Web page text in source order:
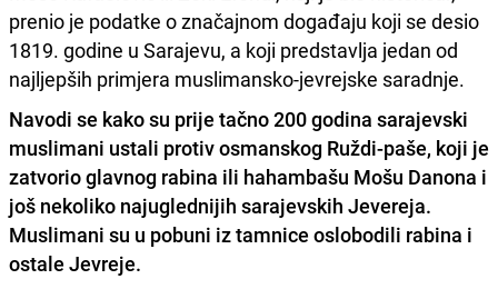
prenio je podatke o značajnom događaju koji se desio
1819. godine u Sarajevu, a koji predstavlja jedan od
najljepših primjera muslimansko-jevrejske saradnje.
Navodi se kako su prije tačno 200 godina sarajevski
muslimani ustali protiv osmanskog Ruždi-paše, koji je
zatvorio glavnog rabina ili hahambašu Mošu Danona i
još nekoliko najuglednijih sarajevskih Jevereja.
Muslimani su u pobuni iz tamnice oslobodili rabina i
ostale Jevreje.